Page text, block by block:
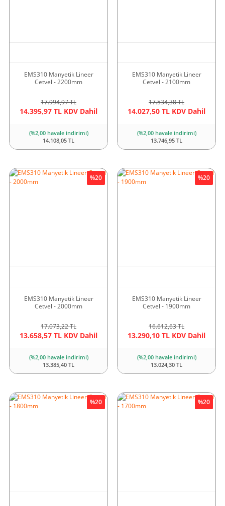
EMS310 Manyetik Lineer
Cetvel - 2200mm
17.994,97 TL
14.395,97 TL KDV Dahil
(%2,00 havale indirimi)
14.108,05 TL
EMS310 Manyetik Lineer
Cetvel - 2100mm
17.534,38 TL
14.027,50 TL KDV Dahil
(%2,00 havale indirimi)
13.746,95 TL
EMS310 Manyetik Lineer
Cetvel - 2000mm
17.073,22 TL
13.658,57 TL KDV Dahil
%20
(%2,00 havale indirimi)
13.385,40 TL
EMS310 Manyetik Lineer
Cetvel - 1900mm
16.612,63 TL
13.290,10 TL KDV Dahil
%20
(%2,00 havale indirimi)
13.024,30 TL
%20 %20